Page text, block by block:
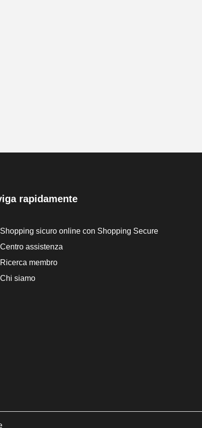
rapidamente
Shopping sicuro online con Shopping Secure
Centro assistenza
Ricerca membro
Chi siamo